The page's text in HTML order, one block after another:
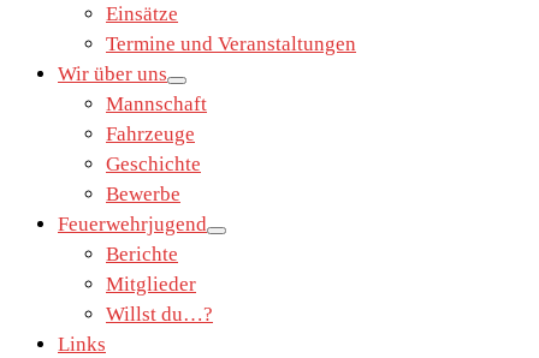
Einsätze
Termine und Veranstaltungen
Wir über uns
Mannschaft
Fahrzeuge
Geschichte
Bewerbe
Feuerwehrjugend
Berichte
Mitglieder
Willst du…?
Links